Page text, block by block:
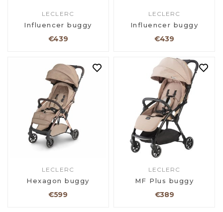
LECLERC
Influencer buggy
€439
LECLERC
Influencer buggy
€439
LECLERC
Hexagon buggy
€599
LECLERC
MF Plus buggy
€389